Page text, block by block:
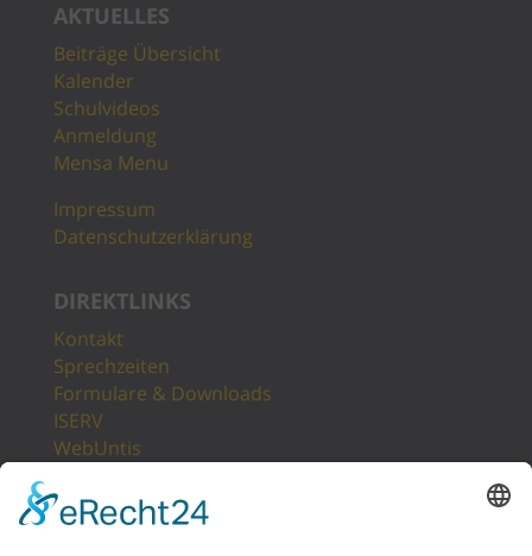
AKTUELLES
Beiträge Übersicht
Kalender
Schulvideos
Anmeldung
Mensa Menu
Impressum
Datenschutzerklärung
DIREKTLINKS
Kontakt
Sprechzeiten
Formulare & Downloads
ISERV
WebUntis
LogIn
Sitemap